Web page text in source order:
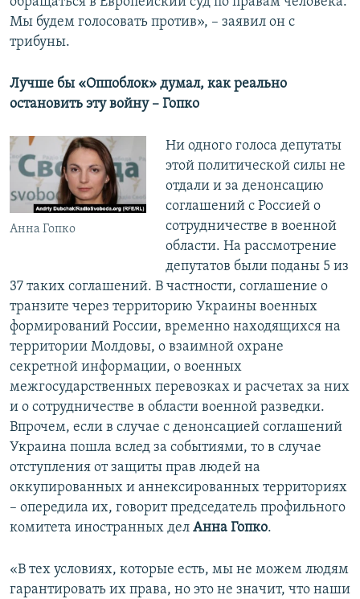
Мы будем голосовать против», – заявил он с
трибуны.
Лучше бы «Оппоблок» думал, как реально
остановить эту войну – Гопко
Анна Гопко
Ни одного голоса депутаты
этой политической силы не
отдали и за денонсацию
соглашений с Россией о
сотрудничестве в военной
области. На рассмотрение
депутатов были поданы 5 из
37 таких соглашений. В частности, соглашение о
транзите через территорию Украины военных
формирований России, временно находящихся на
территории Молдовы, о взаимной охране
секретной информации, о военных
межгосударственных перевозках и расчетах за них
и о сотрудничестве в области военной разведки.
Впрочем, если в случае с денонсацией соглашений
Украина пошла вслед за событиями, то в случае
отступления от защиты прав людей на
оккупированных и аннексированных территориях
– опередила их, говорит председатель профильного
комитета иностранных дел Анна Гопко.
«В тех условиях, которые есть, мы не можем людям
гарантировать их права, но это не значит, что наши